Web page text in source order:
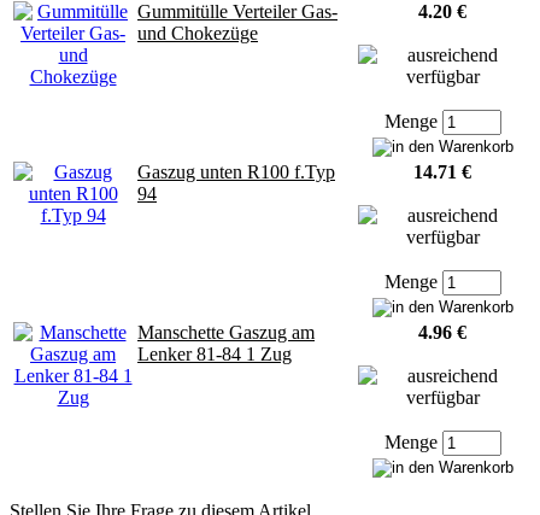
Gummitülle Verteiler Gas-
und Chokezüge
4.20 €
Menge
Gaszug unten R100 f.Typ
94
14.71 €
Menge
Manschette Gaszug am
Lenker 81-84 1 Zug
4.96 €
Menge